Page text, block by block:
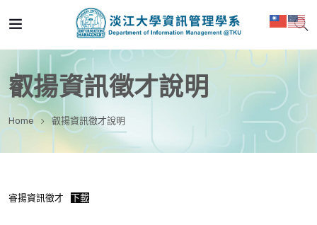
叡揚資訊徵才說明
Home 叡揚資訊徵才說明
睿揚資訊徵才 下載